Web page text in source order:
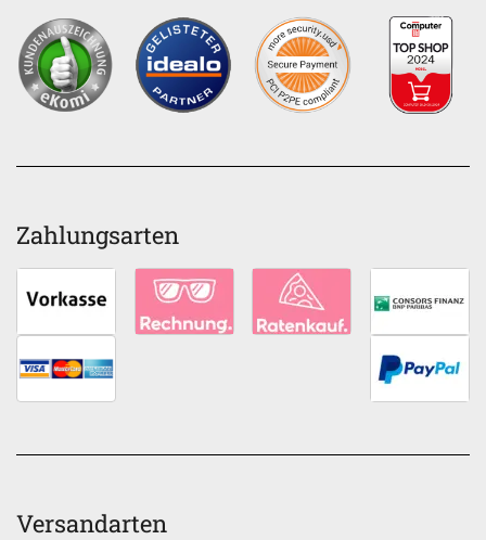
Zahlungsarten
Versandarten